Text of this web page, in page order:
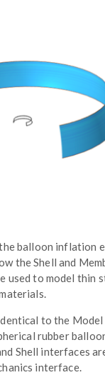
balloon inflation
the Shell and
used to model thin
to the
rubber
Shell interfaces
interface.